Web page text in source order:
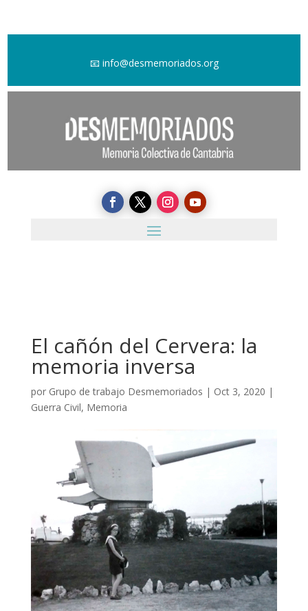
📧 info@desmemoriados.org
El cañón del Cervera: la
memoria inversa
por Grupo de trabajo Desmemoriados | Oct 3, 2020 |
Guerra Civil, Memoria